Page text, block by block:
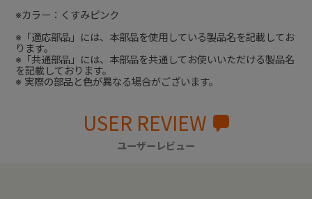
※カラー：くすみピンク
※「適応部品」には、本部品を使用している製品名を記載してお
ります。
※「共通部品」には、本部品を共通してお使いいただける製品名
を記載しております。
※ 実際の部品と色が異なる場合がございます。
USER REVIEW
ユーザーレビュー